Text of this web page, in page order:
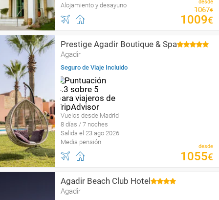
Alojamiento y desayuno
desde
1067€
1009€
Prestige Agadir Boutique & Spa
Agadir
Seguro de Viaje Incluido
Vuelos desde Madrid
8 días / 7 noches
Salida el 23 ago 2026
Media pensión
desde
1055€
Agadir Beach Club Hotel
Agadir